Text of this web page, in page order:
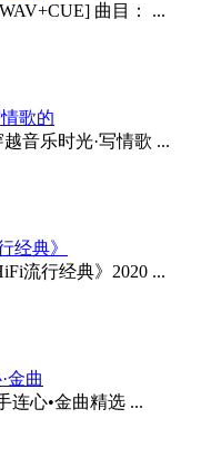
曲目： ...
歌的
音乐时光·写情歌 ...
经典》
流行经典》2020 ...
金曲
连心•金曲精选 ...